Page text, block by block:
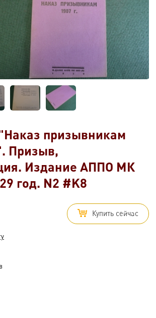
призывникам
Призыв,
Издание АППО МК
год. N2 #K8
Купить сейчас